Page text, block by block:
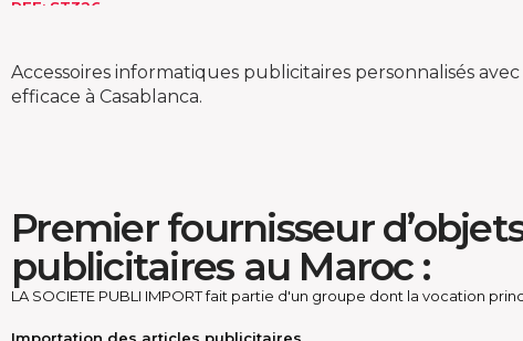
REF: ST326
Accessoires informatiques publicitaires personnalisés
efficace à Casablanca.
Premier fournisseur
publicitaires au Maroc :
LA SOCIETE PUBLI IMPORT fait partie d'un groupe dont la vocation
Importation des articles publicitaires